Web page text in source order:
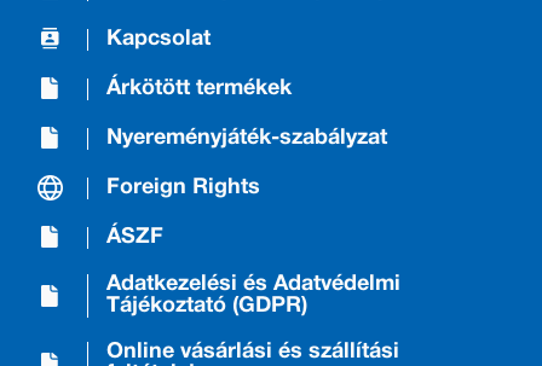
Kapcsolat
Árkötött termékek
Nyereményjáték-szabályzat
Foreign Rights
ÁSZF
Adatkezelési és Adatvédelmi
Tájékoztató (GDPR)
Online vásárlási és szállítási